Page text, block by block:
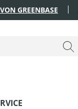
GREENBASE